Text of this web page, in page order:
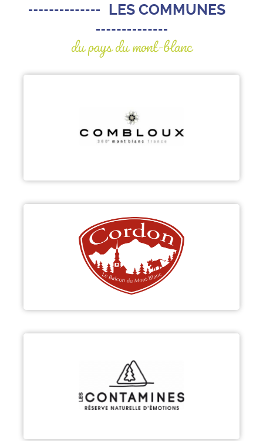
LES COMMUNES
du pays du mont-blanc
COMBLOUX
Découvrir
CORDON
Découvrir
LES CONTAMINES-MONTJOIE
Découvrir